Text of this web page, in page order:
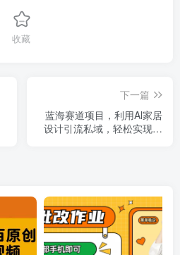
收藏
下一篇
蓝海赛道项目，利用Al家居
设计引流私域，轻松实现日